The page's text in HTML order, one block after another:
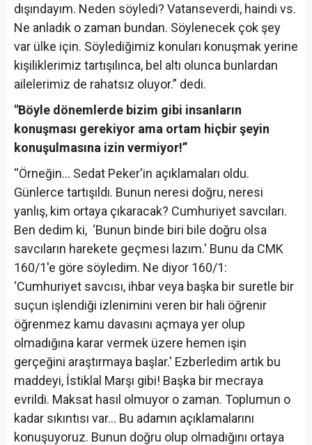
dışındayım. Neden söyledi? Vatanseverdi, haindi vs.
Ne anladık o zaman bundan. Söylenecek çok şey
var ülke için. Söylediğimiz konuları konuşmak yerine
kişiliklerimiz tartışılınca, bel altı olunca bunlardan
ailelerimiz de rahatsız oluyor.” dedi.
"Böyle dönemlerde bizim gibi insanların
konuşması gerekiyor ama ortam hiçbir şeyin
konuşulmasına izin vermiyor!”
“Örneğin… Sedat Peker'in açıklamaları oldu.
Günlerce tartışıldı. Bunun neresi doğru, neresi
yanlış, kim ortaya çıkaracak? Cumhuriyet savcıları.
Ben dedim ki, ‘Bunun binde biri bile doğru olsa
savcıların harekete geçmesi lazım.' Bunu da CMK
160/1'e göre söyledim. Ne diyor 160/1:
‘Cumhuriyet savcısı, ihbar veya başka bir suretle bir
suçun işlendiği izlenimini veren bir hali öğrenir
öğrenmez kamu davasını açmaya yer olup
olmadığına karar vermek üzere hemen işin
gerçeğini araştırmaya başlar.' Ezberledim artık bu
maddeyi, İstiklal Marşı gibi! Başka bir mecraya
evrildi. Maksat hasıl olmuyor o zaman. Toplumun o
kadar sıkıntısı var… Bu adamın açıklamalarını
konuşuyoruz. Bunun doğru olup olmadığını ortaya